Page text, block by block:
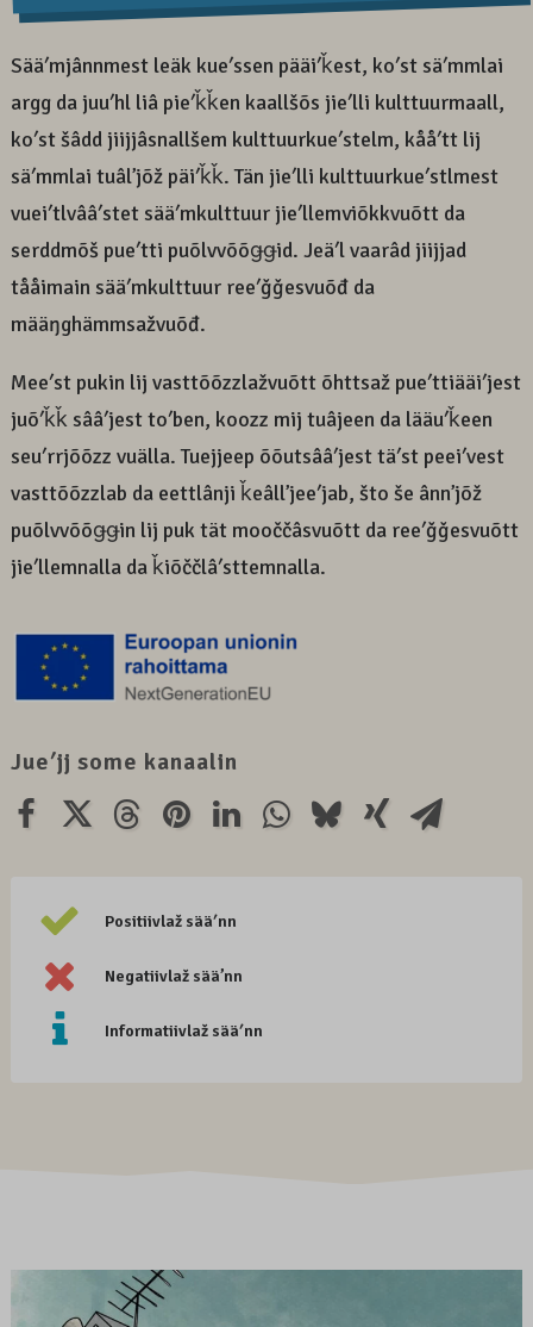
Sääʹmjânnmest leäk kueʹssen pääiʹǩest, koʹst säʹmmlai
argg da juuʹhl liâ pieʹǩǩen kaallšõs jieʹlli kulttuurmaall,
koʹst šâdd jiijjâsnallšem kulttuurkueʹstelm, kååʹtt lij
säʹmmlai tuâlʼjõž päiʹǩǩ. Tän jieʹlli kulttuurkueʹstlmest
vueiʹtlvââʹstet sääʹmkulttuur jieʹllemviõkkvuõtt da
serddmõš pueʹtti puõlvvõõǥǥid. Jeäʹl vaarâd jiijjad
tååimain sääʹmkulttuur reeʹǧǧesvuõđ da
määŋghämmsažvuõđ.
Meeʹst pukin lij vasttõõzzlažvuõtt õhttsaž pueʹttiääiʹjest
juõʹǩǩ sââʹjest toʹben, koozz mij tuâjeen da lääuʹǩeen
seuʹrrjõõzz vuälla. Tuejjeep õõutsââʹjest täʹst peeiʹvest
vasttõõzzlab da eettlânji ǩeâllʼjeeʹjab, što še ânnʼjõž
puõlvvõõǥǥin lij puk tät mooččâsvuõtt da reeʹǧǧesvuõtt
jieʹllemnalla da ǩiõččlâʹsttemnalla.
Jueʹjj some kanaalin
Positiivlaž sääʹnn
Negatiivlaž sää’nn
Informatiivlaž sääʹnn